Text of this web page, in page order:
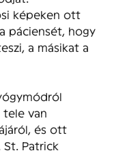
képeken ott
páciensét, hogy
a másikat a
tele van
és ott
St. Patrick